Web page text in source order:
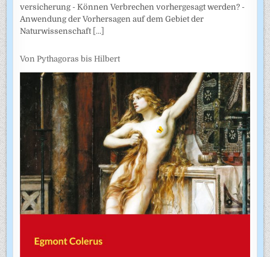
versicherung - Können Verbrechen vorhergesagt werden? -
Anwendung der Vorhersagen auf dem Gebiet der
Naturwissenschaft [...]
Von Pythagoras bis Hilbert